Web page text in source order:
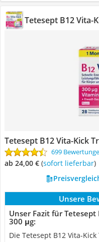
Tetesept B12 Vita-
Tetesept B12 Vita-Kick
699
ab 24,00 € ( Sofort lieferbar)
Unsere
Unser Fazit für
300 μg:
Die Tetesept B12 Vita-